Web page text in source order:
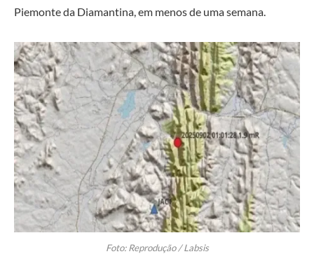
Piemonte da Diamantina, em menos de uma semana.
Foto: Reprodução / Labsis